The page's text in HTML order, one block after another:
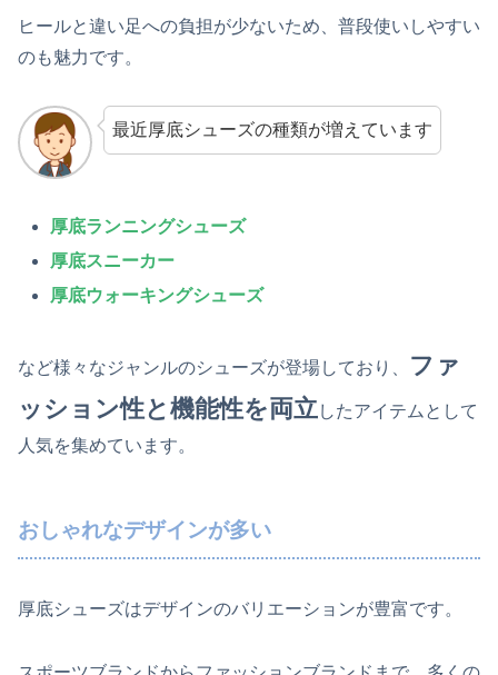
ヒールと違い足への負担が少ないため、普段使いしやすい
のも魅力です。
最近厚底シューズの種類が増えています
厚底ランニングシューズ
厚底スニーカー
厚底ウォーキングシューズ
など様々なジャンルのシューズが登場しており、
ファ
ッション性と機能性を両立したアイテムとして
人気を集めています。
おしゃれなデザインが多い
厚底シューズはデザインのバリエーションが豊富です。